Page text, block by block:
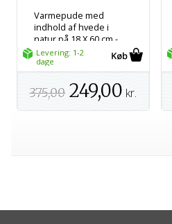
Varmepude med
indhold af hvede i
natur på 18 X 60 cm -
Varmepude til
mikroovn
Levering: 1-2
dage
375,00 249,00 kr.